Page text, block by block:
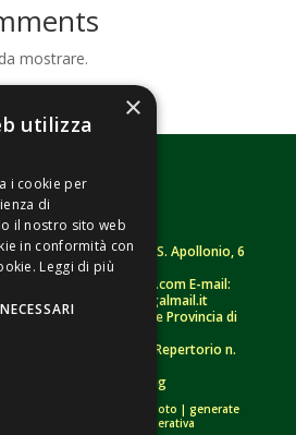
mostrare.
– ETS |Strada S. Apollonio, 6
Castel Goffredo (MN)
www.senzafrontiere.com E-mail:
– Pec:tenuapol@legalmail.it
persone giuridiche Provincia di
n. 243 (sospeso)
del Terzo Settore – Repertorio n.
Privacy
Whistleblowing
esclusiva | bigstockphoto | generate
Intelligenza Artificiale Generativa
×
utilizza
i cookie per
di
il nostro sito web
in conformità con
Leggi di più